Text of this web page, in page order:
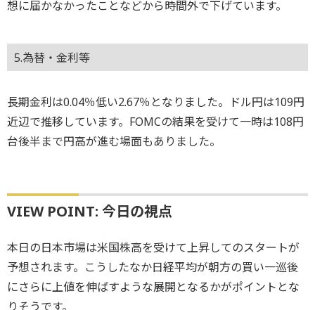
想に届かなかったことなどから時間外で下げています。
5.為替・金利等
長期金利は0.04％低い2.67％となりました。ドル円は109円
近辺で推移しています。FOMCの結果を受けて一時は108円
台後半まで円高が進む場面もありました。
VIEW POINT: 今日の視点
本日の日本市場は米国株高を受けて上昇してのスタートが
予想されます。こうしたなか日経平均が朝方の買い一巡後
にさらに上値を伸ばすような展開となるかがポイントとな
りそうです。